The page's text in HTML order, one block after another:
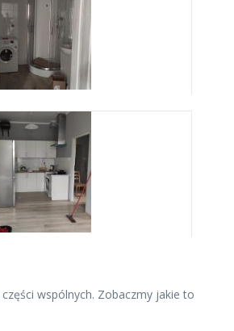
wspólnych. Zobaczmy jakie to